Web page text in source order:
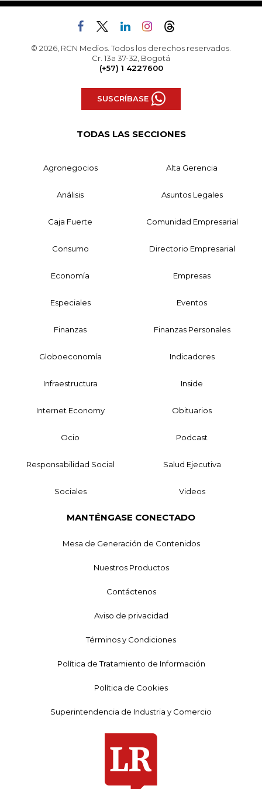
© 2026, RCN Medios. Todos los derechos reservados.
Cr. 13a 37-32, Bogotá
(+57) 1 4227600
SUSCRÍBASE
TODAS LAS SECCIONES
Agronegocios Alta Gerencia
Análisis Asuntos Legales
Caja Fuerte Comunidad Empresarial
Consumo Directorio Empresarial
Economía Empresas
Especiales Eventos
Finanzas Finanzas Personales
Globoeconomía Indicadores
Infraestructura Inside
Internet Economy Obituarios
Ocio Podcast
Responsabilidad Social Salud Ejecutiva
Sociales Videos
MANTÉNGASE CONECTADO
Mesa de Generación de Contenidos
Nuestros Productos
Contáctenos
Aviso de privacidad
Términos y Condiciones
Política de Tratamiento de Información
Política de Cookies
Superintendencia de Industria y Comercio